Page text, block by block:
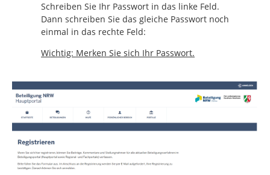
Schreiben Sie Ihr Passwort in das linke Feld.
Dann schreiben Sie das gleiche Passwort noch
einmal in das rechte Feld:
Wichtig: Merken Sie sich Ihr Passwort.